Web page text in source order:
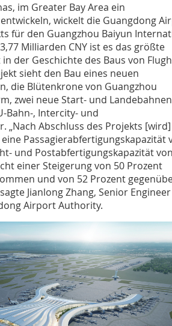
im Greater Bay Area ein
wickelt die Guangdong
für den Guangzhou Baiyun
Milliarden CNY ist es das größte
der Geschichte des Baus von
sieht den Bau eines neuen
die Blütenkrone von Guangzhou
zwei neue Start- und
Bahn-, Intercity- und
„Nach Abschluss des Projekts
Passagierabfertigungskapazität
und Postabfertigungskapazität von
einer Steigerung von 50 Prozent
und von 52 Prozent
Jianlong Zhang, Senior
Airport Authority.